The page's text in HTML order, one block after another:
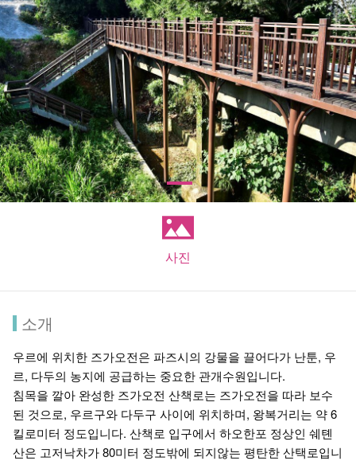
사진
소개
우르에 위치한 즈가오전은 파즈시의 강물을 끌어다가 난툰, 우
르, 다두의 농지에 공급하는 중요한 관개수원입니다.
침목을 깔아 완성한 즈가오전 산책로는 즈가오전을 따라 보수
된 것으로, 우르구와 다두구 사이에 위치하며, 왕복거리는 약 6
킬로미터 정도입니다. 산책로 입구에서 하오한포 정상인 쉐톈
산은 고저낙차가 80미터 정도밖에 되지않는 평탄한 산택로입니